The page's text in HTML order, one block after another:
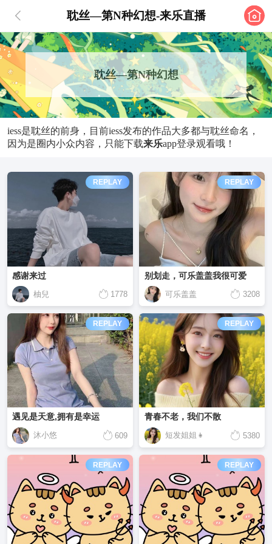
耽丝—第N种幻想-来乐直播
耽丝—第N种幻想
iess是耽丝的前身，目前iess发布的作品大多都与耽丝命名，
因为是圈内小众内容，只能下载来乐app登录观看哦！
REPLAY
感谢来过
柚兒 1778
REPLAY
别划走，可乐盖盖我很可爱
可乐盖盖 3208
REPLAY
遇见是天意,拥有是幸运
沐小悠 609
REPLAY
青春不老，我们不散
短发姐姐👧 5380
REPLAY REPLAY